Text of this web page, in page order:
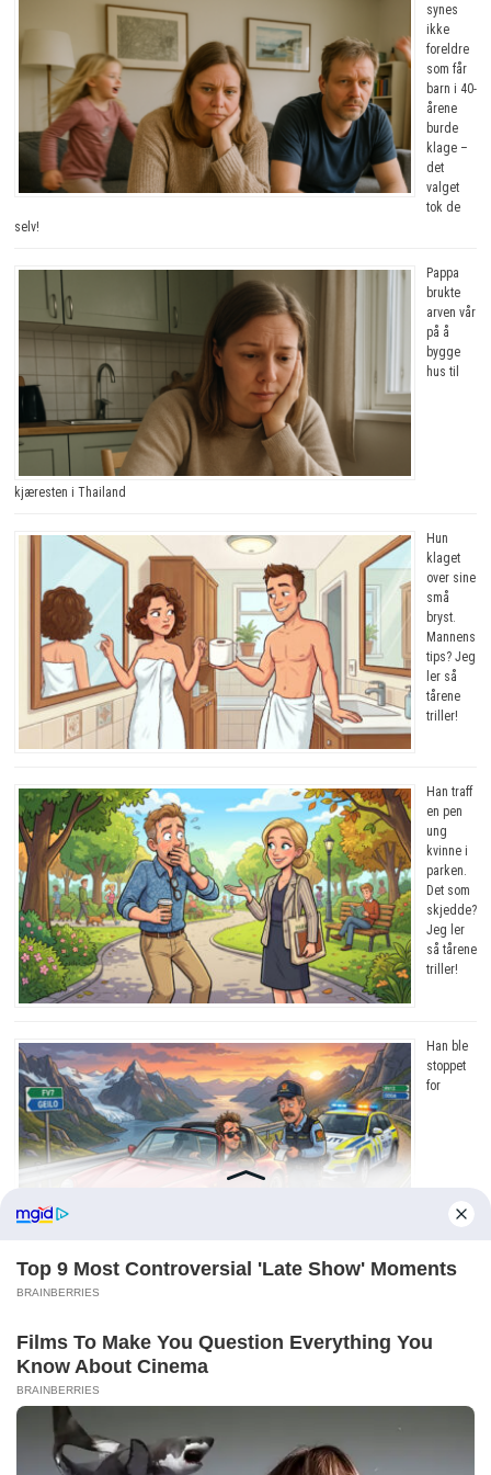
synes
ikke
foreldre
som får
barn i 40-
årene
burde
klage –
det
valget
tok de
selv!
Pappa
brukte
arven vår
på å
bygge
hus til
kjæresten i Thailand
Hun
klaget
over sine
små
bryst.
Mannens
tips? Jeg
ler så
tårene
triller!
Han traff
en pen
ung
kvinne i
parken.
Det som
skjedde?
Jeg ler
så tårene
triller!
Han ble
stoppet
for
råkjøring. Grunnen? Jeg ler så tårene triller!
Copyright © 2026 Dagens Beste . Drevet avWordPress